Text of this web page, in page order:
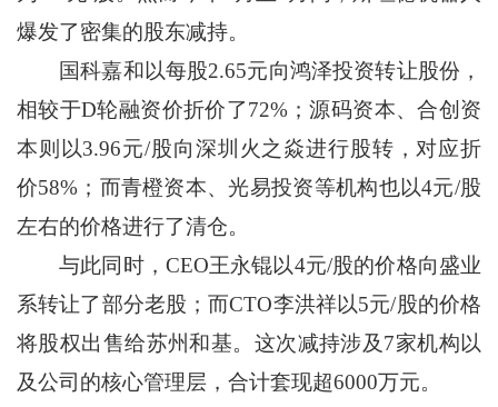
爆发了密集的股东减持。
国科嘉和以每股2.65元向鸿泽投资转让股份，
相较于D轮融资价折价了72%；源码资本、合创资
本则以3.96元/股向深圳火之焱进行股转，对应折
价58%；而青橙资本、光易投资等机构也以4元/股
左右的价格进行了清仓。
与此同时，CEO王永锟以4元/股的价格向盛业
系转让了部分老股；而CTO李洪祥以5元/股的价格
将股权出售给苏州和基。这次减持涉及7家机构以
及公司的核心管理层，合计套现超6000万元。